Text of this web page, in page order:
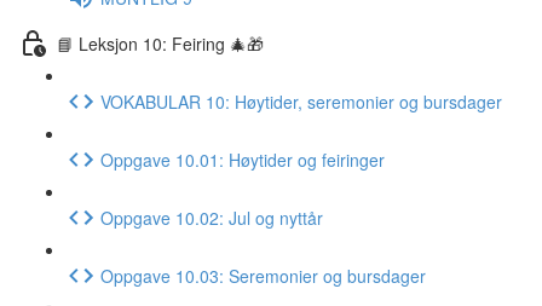
📘 Leksjon 10: Feiring 🎄🎁
VOKABULAR 10: Høytider, seremonier og bursdager
Oppgave 10.01: Høytider og feiringer
Oppgave 10.02: Jul og nyttår
Oppgave 10.03: Seremonier og bursdager